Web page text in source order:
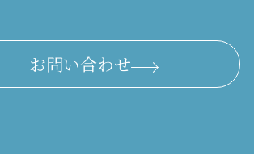
お問い合わせ